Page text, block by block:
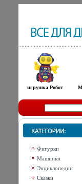
игрушка Робот
Фигурки
Машинки
Энциклопедии
Сказки